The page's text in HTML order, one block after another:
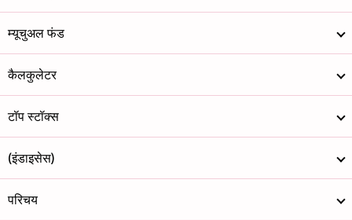
म्यूचुअल फंड
कैलकुलेटर
टॉप स्टॉक्स
(इंडाइसेस)
परिचय